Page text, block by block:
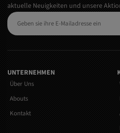
aktuelle Neuigkeiten und unsere
UNTERNEHMEN
Über Uns
Abouts
Kontakt